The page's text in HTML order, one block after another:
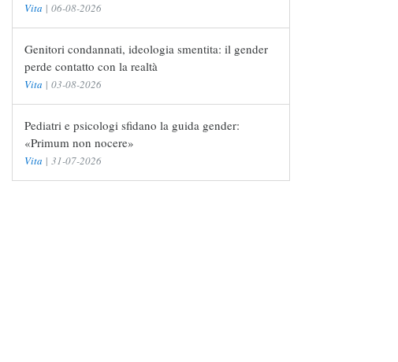
Vita | 06-08-2026
Genitori condannati, ideologia smentita: il gender
perde contatto con la realtà
Vita | 03-08-2026
Pediatri e psicologi sfidano la guida gender:
«Primum non nocere»
Vita | 31-07-2026